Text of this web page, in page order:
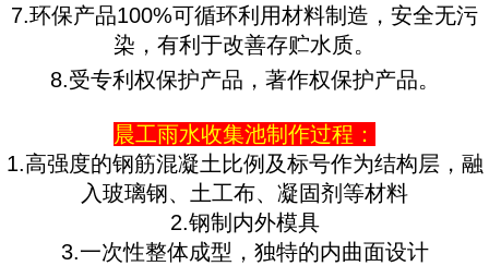
7.环保产品100%可循环利用材料制造，安全无污
染，有利于改善存贮水质。
8.受专利权保护产品，著作权保护产品。
晨工雨水收集池制作过程：
1.高强度的钢筋混凝土比例及标号作为结构层，融
入玻璃钢、土工布、凝固剂等材料
2.钢制内外模具
3.一次性整体成型，独特的内曲面设计